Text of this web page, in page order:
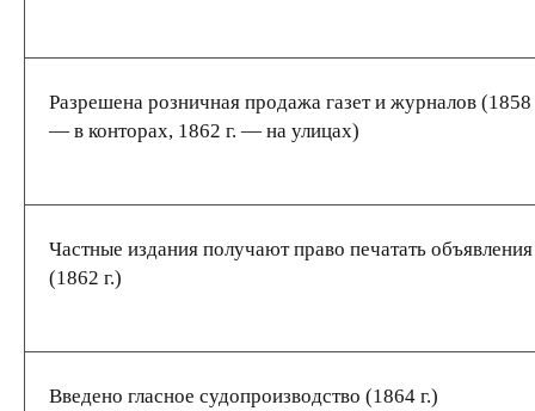
Разрешена розничная продажа газет и журналов (1858
— в конторах, 1862 г. — на улицах)
Частные издания получают право печатать
(1862 г.)
Введено гласное судопроизводство (1864 г.)